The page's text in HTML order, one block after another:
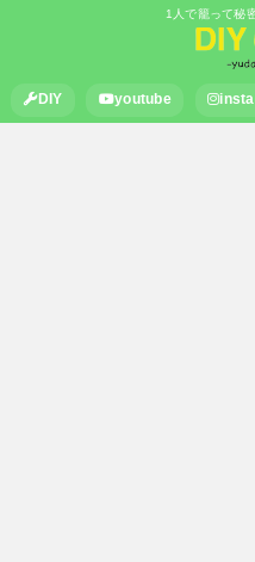
1人で籠って秘
DIY youtube